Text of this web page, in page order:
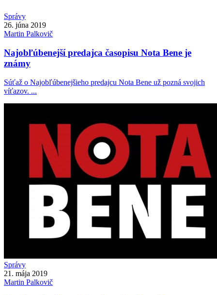
Správy
26. júna 2019
Martin Palkovič
Najobľúbenejší predajca časopisu Nota Bene je
známy
Súťaž o Najobľúbenejšieho predajcu Nota Bene už pozná svojich
víťazov. ...
Správy
21. mája 2019
Martin Palkovič